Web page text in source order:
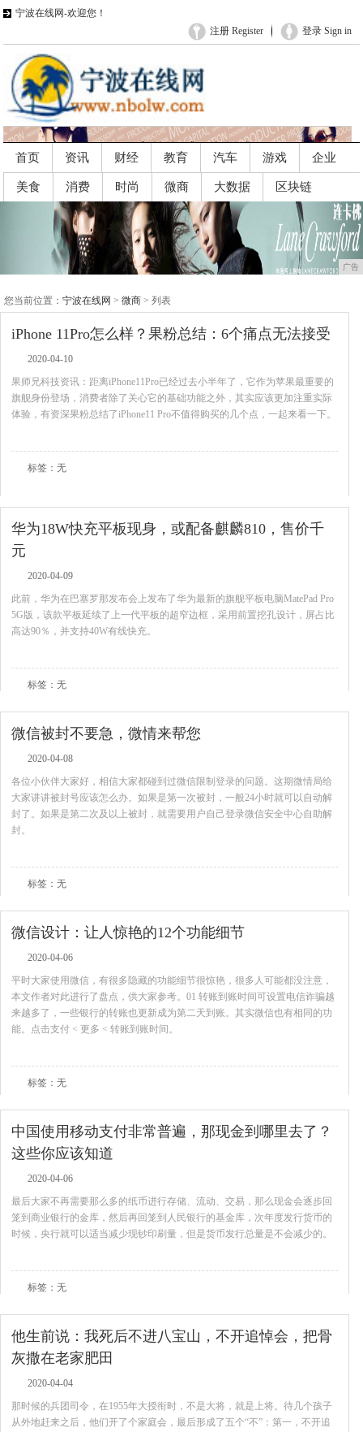
宁波在线网-欢迎您！
登录 Sign in
注册 Register
首页 资讯 财经 教育 汽车 游戏 企业
美食 消费 时尚 微商 大数据 区块链
广告
您当前位置： 宁波在线网 > 微商 > 列表
iPhone 11Pro怎么样？果粉总结：6个痛点无法接受
2020-04-10
果师兄科技资讯：距离iPhone11Pro已经过去小半年了，它作为苹果最重要的
旗舰身份登场，消费者除了关心它的基础功能之外，其实应该更加注重实际
体验，有资深果粉总结了iPhone11 Pro不值得购买的几个点，一起来看一下。
标签：无
华为18W快充平板现身，或配备麒麟810，售价千
元
2020-04-09
此前，华为在巴塞罗那发布会上发布了华为最新的旗舰平板电脑MatePad Pro
5G版，该款平板延续了上一代平板的超窄边框，采用前置挖孔设计，屏占比
高达90％，并支持40W有线快充。
标签：无
微信被封不要急，微情来帮您
2020-04-08
各位小伙伴大家好，相信大家都碰到过微信限制登录的问题。这期微情局给
大家讲讲被封号应该怎么办。如果是第一次被封，一般24小时就可以自动解
封了。如果是第二次及以上被封，就需要用户自己登录微信安全中心自助解
封。
标签：无
微信设计：让人惊艳的12个功能细节
2020-04-06
平时大家使用微信，有很多隐藏的功能细节很惊艳，很多人可能都没注意，
本文作者对此进行了盘点，供大家参考。01 转账到账时间可设置电信诈骗越
来越多了，一些银行的转账也更新成为第二天到账。其实微信也有相同的功
能。点击支付 < 更多 < 转账到账时间。
标签：无
中国使用移动支付非常普遍，那现金到哪里去了？
这些你应该知道
2020-04-06
最后大家不再需要那么多的纸币进行存储、流动、交易，那么现金会逐步回
笼到商业银行的金库，然后再回笼到人民银行的基金库，次年度发行货币的
时候，央行就可以适当减少现钞印刷量，但是货币发行总量是不会减少的。
标签：无
他生前说：我死后不进八宝山，不开追悼会，把骨
灰撒在老家肥田
2020-04-04
那时候的兵团司令，在1955年大授衔时，不是大将，就是上将。待几个孩子
从外地赶来之后，他们开了个家庭会，最后形成了五个“不”：第一，不开追